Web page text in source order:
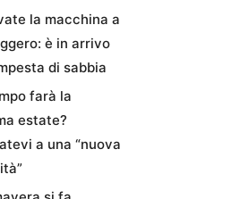
la macchina a
è in arrivo
di sabbia
farà la
estate?
a una “nuova